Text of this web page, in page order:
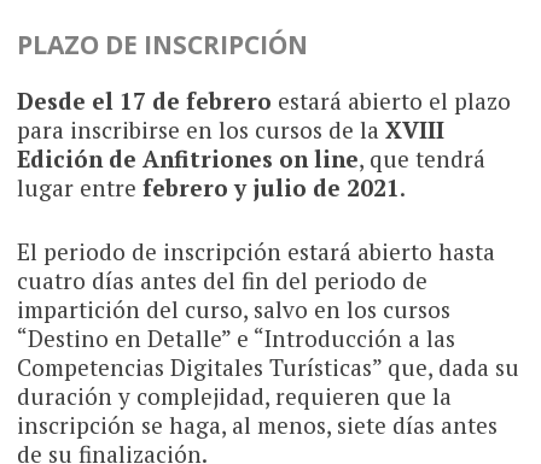
PLAZO DE INSCRIPCIÓN
Desde el 17 de febrero estará abierto el plazo
para inscribirse en los cursos de la XVIII
Edición de Anfitriones on line, que tendrá
lugar entre febrero y julio de 2021.
El periodo de inscripción estará abierto hasta
cuatro días antes del fin del periodo de
impartición del curso, salvo en los cursos
“Destino en Detalle” e “Introducción a las
Competencias Digitales Turísticas” que, dada su
duración y complejidad, requieren que la
inscripción se haga, al menos, siete días antes
de su finalización.